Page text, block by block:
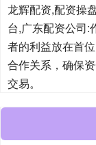
龙辉配资,配资操
台,广东配资公司:
者的利益放在首
合作关系，确保
交易。